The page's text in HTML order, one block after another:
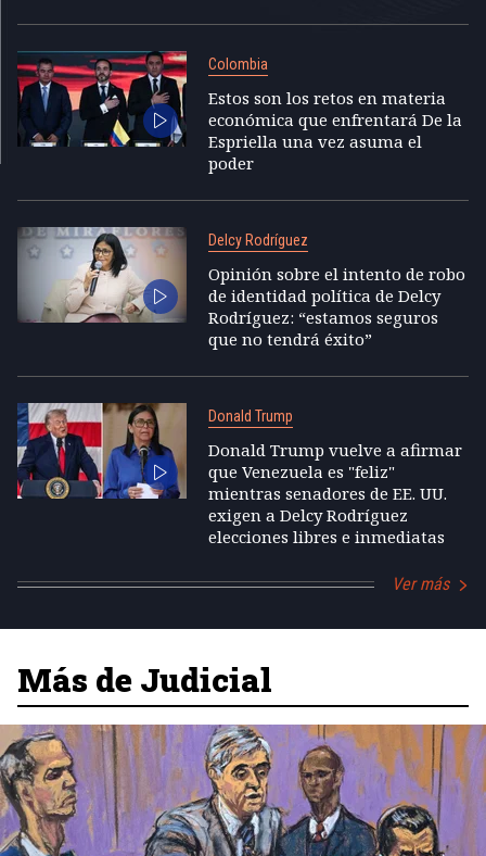
Colombia
Estos son los retos en materia
económica que enfrentará De la
Espriella una vez asuma el
poder
Delcy Rodríguez
Opinión sobre el intento de robo
de identidad política de Delcy
Rodríguez: “estamos seguros
que no tendrá éxito”
Donald Trump
Donald Trump vuelve a afirmar
que Venezuela es "feliz"
mientras senadores de EE. UU.
exigen a Delcy Rodríguez
elecciones libres e inmediatas
Ver más
Más de Judicial